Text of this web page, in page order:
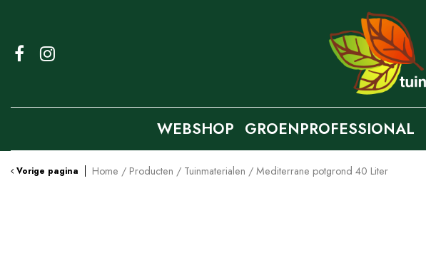
content
Vorige pagina Home Producten Tuinmaterialen Mediterrane potgrond 40 Liter
WEBSHOP GROENPROFESSIONAL